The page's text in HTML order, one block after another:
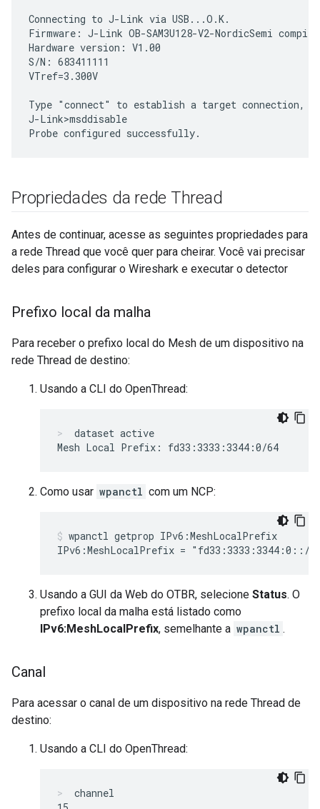
Connecting to J-Link via USB...O.K.
Firmware: J-Link OB-SAM3U128-V2-NordicSemi
Hardware version: V1.00
S/N: 683411111
VTref=3.300V
Type "connect" to establish a target connection,
J-Link>msddisable
Propriedades da rede Thread
Antes de continuar, acesse as seguintes propriedades para
a rede Thread que você quer para cheirar. Você vai precisar
deles para configurar o Wireshark e executar o detector
Prefixo local da malha
Para receber o prefixo local do Mesh de um dispositivo na
rede Thread de destino:
Usando a CLI do OpenThread:
dataset active
Como usar wpanctl com um NCP:
wpanctl getprop IPv6:MeshLocalPrefix
Usando a GUI da Web do OTBR, selecione Status. O
prefixo local da malha está listado como
IPv6:MeshLocalPrefix, semelhante a wpanctl .
Canal
Para acessar o canal de um dispositivo na rede Thread de
destino:
Usando a CLI do OpenThread:
channel